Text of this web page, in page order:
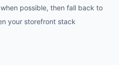
possible, then fall back to
your storefront stack